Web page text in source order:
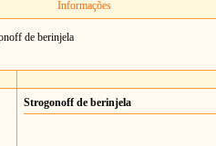
Informações
de berinjela
Strogonoff de berinjela